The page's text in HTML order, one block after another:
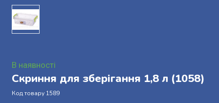
В наявності
Скриння для зберігання 1,8 л (1058)
Код товару 1589